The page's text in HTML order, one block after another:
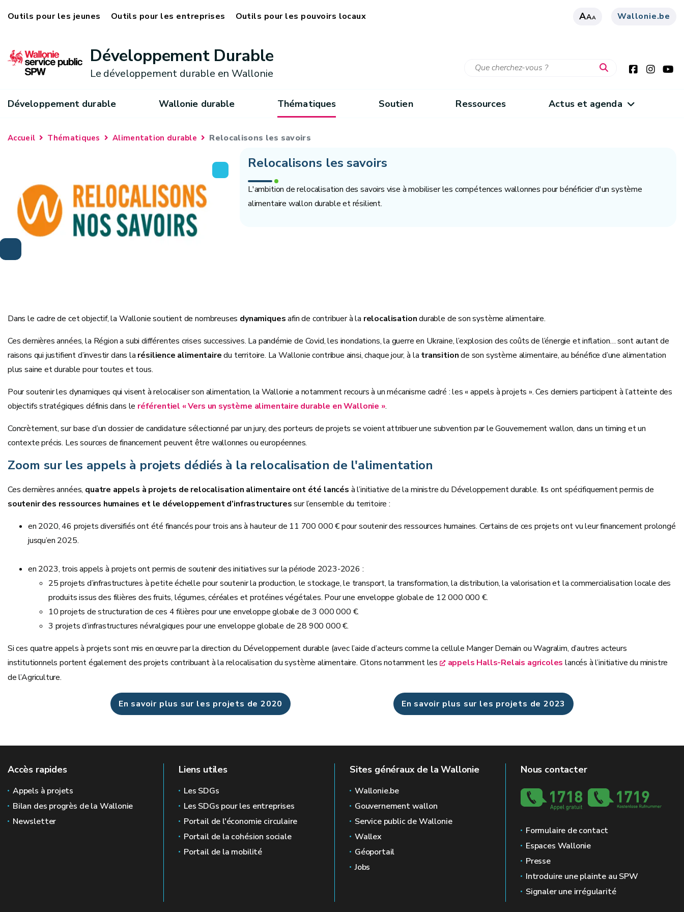
Outils pour les jeunes Outils pour les entreprises Outils pour les pouvoirs locaux AAA Wallonie.be
Développement Durable
Le développement durable en Wallonie
Développement durable Wallonie durable Thématiques Soutien Ressources Actus et agenda
Accueil Thématiques Alimentation durable Relocalisons les savoirs
Relocalisons les savoirs
L'ambition de relocalisation des savoirs vise à mobiliser les compétences wallonnes pour bénéficier d'un système
alimentaire wallon durable et résilient.
Dans le cadre de cet objectif, la Wallonie soutient de nombreuses dynamiquesafin de contribuer à la relocalisationdurable de son système alimentaire.
Ces dernières années, la Région a subi différentes crises successives. La pandémie de Covid, les inondations, la guerre en Ukraine, l’explosion des coûts de l’énergie et inflation… sont autant de
raisons qui justifient d’investir dans la résilience alimentairedu territoire. La Wallonie contribue ainsi, chaque jour, à la transitionde son système alimentaire, au bénéfice d’une alimentation
plus saine et durable pour toutes et tous.
Pour soutenir les dynamiques qui visent à relocaliser son alimentation, la Wallonie a notamment recours à un mécanisme cadré : les « appels à projets ». Ces derniers participent à l’atteinte des
objectifs stratégiques définis dans le référentiel « Vers un système alimentaire durable en Wallonie ».
Concrètement, sur base d’un dossier de candidature sélectionné par un jury, des porteurs de projets se voient attribuer une subvention par le Gouvernement wallon, dans un timing et un
contexte précis. Les sources de financement peuvent être wallonnes ou européennes.
Zoom sur les appels à projets dédiés à la relocalisation de l'alimentation
Ces dernières années, quatre appels à projets de relocalisation alimentaire ont été lancés à l’initiative de la ministre du Développement durable. Ils ont spécifiquement permis de
soutenir des ressources humaines et le développement d’infrastructuressur l’ensemble du territoire :
en 2020, 46 projets diversifiés ont été financés pour trois ans à hauteur de 11 700 000 € pour soutenir des ressources humaines. Certains de ces projets ont vu leur financement prolongé
jusqu’en 2025.
en 2023, trois appels à projets ont permis de soutenir des initiatives sur la période 2023-2026 :
25 projets d’infrastructures à petite échelle pour soutenir la production, le stockage, le transport, la transformation, la distribution, la valorisation et la commercialisation locale des
produits issus des filières des fruits, légumes, céréales et protéines végétales. Pour une enveloppe globale de 12 000 000 €.
10 projets de structuration de ces 4 filières pour une enveloppe globale de 3 000 000 €.
3 projets d’infrastructures névralgiques pour une enveloppe globale de 28 900 000 €.
Si ces quatre appels à projets sont mis en œuvre par la direction du Développement durable (avec l’aide d’acteurs comme la cellule Manger Demain ou Wagralim, d’autres acteurs
institutionnels portent également des projets contribuant à la relocalisation du système alimentaire. Citons notamment les
appels Halls-Relais agricoles lancés à l’initiative du ministre
de l’Agriculture.
En savoir plus sur les projets de 2020 En savoir plus sur les projets de 2023
Accès rapides
Appels à projets
Bilan des progrès de la Wallonie
Newsletter
Liens utiles
Les SDGs
Les SDGs pour les entreprises
Portail de l'économie circulaire
Portail de la cohésion sociale
Portail de la mobilité
Sites généraux de la Wallonie
Wallonie.be
Gouvernement wallon
Service public de Wallonie
Wallex
Géoportail
Jobs
Nous contacter
Formulaire de contact
Espaces Wallonie
Presse
Introduire une plainte au SPW
Signaler une irrégularité